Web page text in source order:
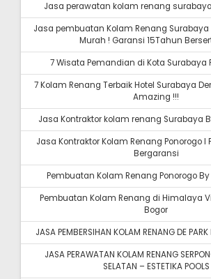
Jasa perawatan kolam renang surabaya
Jasa pembuatan Kolam Renang Surabaya
Murah ! Garansi 15Tahun
7 Wisata Pemandian di Kota Surabaya
7 Kolam Renang Terbaik Hotel Surabaya
Amazing !!!
Jasa Kontraktor kolam renang Surabaya
Jasa Kontraktor Kolam Renang Ponorogo I
Bergaransi
Pembuatan Kolam Renang Ponorogo By
Pembuatan Kolam Renang di Himalaya
Bogor
JASA PEMBERSIHAN KOLAM RENANG DE
JASA PERAWATAN KOLAM RENANG
SELATAN – ESTETIKA POOLS